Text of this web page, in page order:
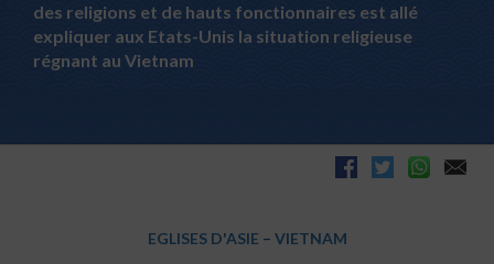
des religions et de hauts fonctionnaires est allé
expliquer aux Etats-Unis la situation religieuse
régnant au Vietnam
EGLISES D'ASIE – VIETNAM